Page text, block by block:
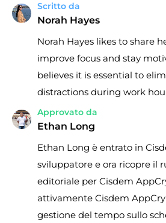
Scritto da
Norah Hayes
Norah Hayes likes to share
improve focus and stay
believes it is essential to
distractions during work
Approvato da
Ethan Long
Ethan Long è entrato in
sviluppatore e ora ricopre il
editoriale per Cisdem
attivamente Cisdem
gestione del tempo sullo